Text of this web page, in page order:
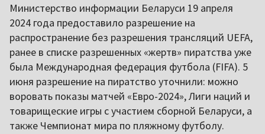
Министерство информации Беларуси 19 апреля
2024 года предоставило разрешение на
распространение без разрешения трансляций UEFA,
ранее в списке разрешенных «жертв» пиратства уже
была Международная федерация футбола (FIFA). 5
июня разрешение на пиратство уточнили: можно
воровать показы матчей «Евро-2024», Лиги наций и
товарищеские игры с участием сборной Беларуси, а
также Чемпионат мира по пляжному футболу.